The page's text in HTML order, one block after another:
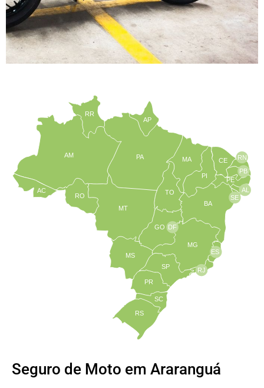
TO
BA
SE
PE
AL
RN
CE
PI
MA
AP
PA
RR
AM
AC
RO
MT
MS
GO
PR
SC
RS
SP
MG
RJ
ES
DF
PB
Seguro de Moto em Araranguá